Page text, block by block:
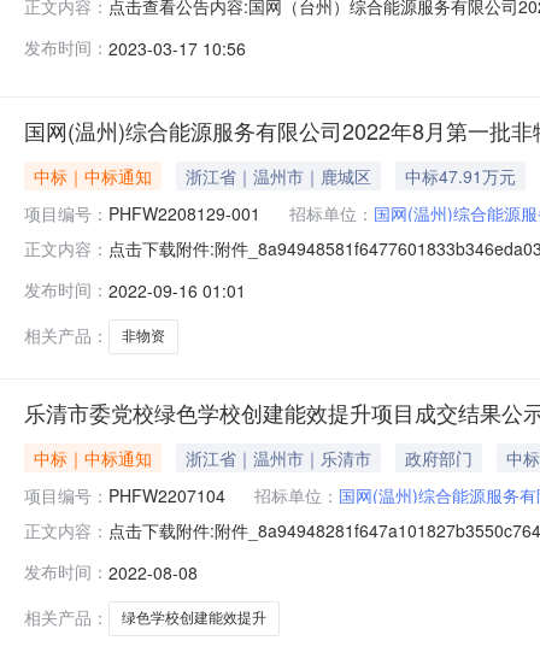
正文内容： 点击查看公告内容:国网（台州）综合能源服务有限公司
时间：2023年03月21日一、评标情况标段(包)[001]详见
发布时间： 2023-03-17 10:56
国网(温州)综合能源服务有限公司2022年8月第一批
中标｜中标通知 浙江省｜温州市｜鹿城区
中标47.91万元
项目编号： PHFW2208129-001 招标单位： 国网(温州)综合能源
正文内容： 点击下载附件:附件
类型投标报价：详见附件，质量：合格，工期/交货期/服
发布时间： 2022-09-16 01:01
相关产品：
非物资
乐清市委党校绿色学校创建能效提升项目成交结果公
中标｜中标通知 浙江省｜温州市｜乐清市 政府部门
中
项目编号： PHFW2207104 招标单位： 国网(温州)综合能源服务
正文内容： 点击下载附件:附件
部门为国网（温州）综合能源服务有限公司。四、联系
发布时间： 2022-08-08
相关产品：
绿色学校创建能效提升